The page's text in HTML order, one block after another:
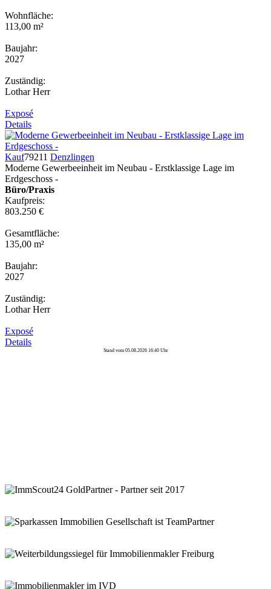
Wohnfläche:
113,00 m²
Baujahr:
2027
Zuständig:
Lothar Herr
Exposé
Details
Kauf79211 Denzlingen
Moderne Gewerbeeinheit im Neubau - Erstklassige Lage im
Erdgeschoss -
Büro/Praxis
Kaufpreis:
803.250 €
Gesamtfläche:
135,00 m²
Baujahr:
2027
Zuständig:
Lothar Herr
Exposé
Details
Stand vom 05.08.2026 16:40 Uhr